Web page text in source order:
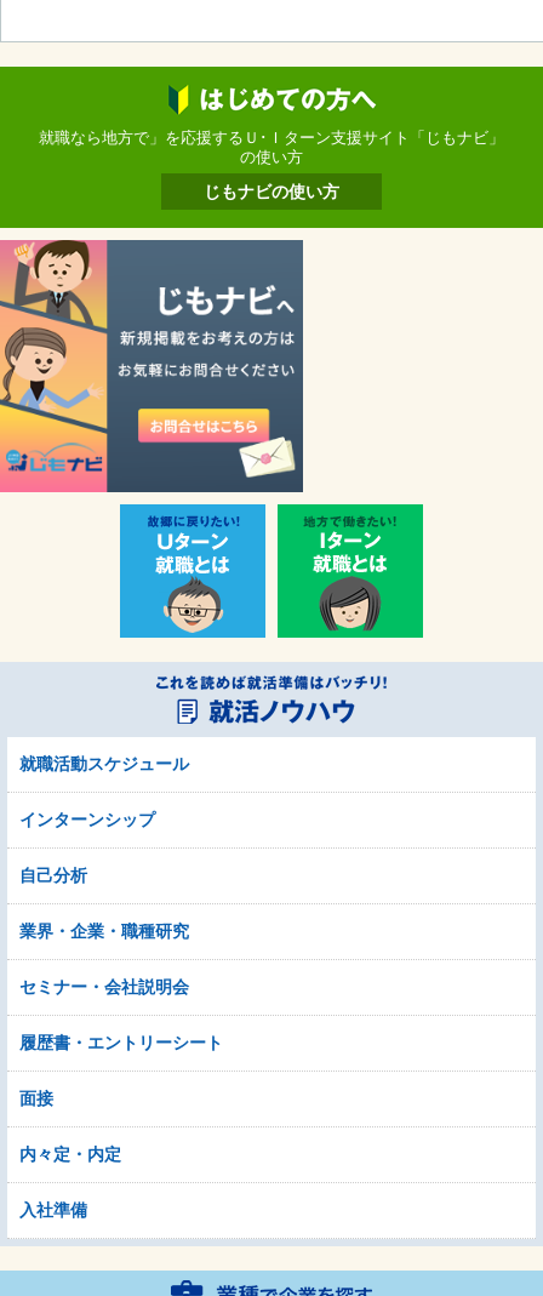
就職なら地方で」を応援するＵ･Ｉターン支援サイト「じもナビ」
の使い方
じもナビの使い方
就職活動スケジュール
インターンシップ
自己分析
業界・企業・職種研究
セミナー・会社説明会
履歴書・エントリーシート
面接
内々定・内定
入社準備